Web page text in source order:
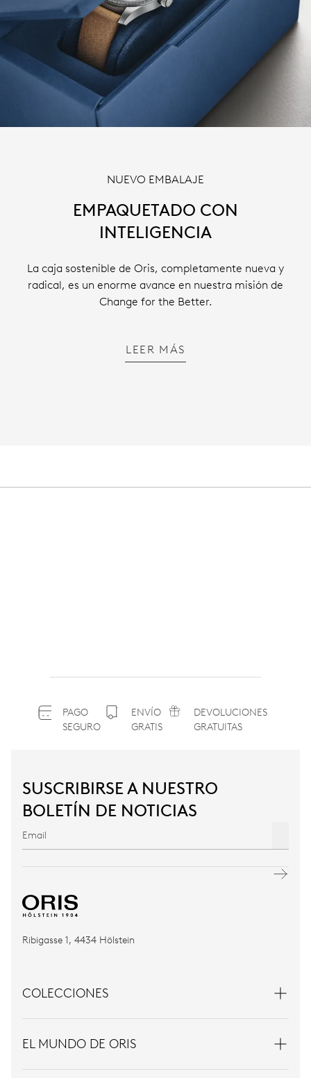
NUEVO EMBALAJE
EMPAQUETADO CON
INTELIGENCIA
La caja sostenible de Oris, completamente nueva y
radical, es un enorme avance en nuestra misión de
Change for the Better.
LEER MÁS
PAGO
SEGURO
ENVÍO
GRATIS
DEVOLUCIONES
GRATUITAS
SUSCRIBIRSE A NUESTRO
BOLETÍN DE NOTICIAS
Ribigasse 1, 4434 Hölstein
COLECCIONES
EL MUNDO DE ORIS